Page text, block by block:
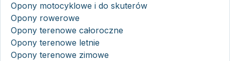
Opony motocyklowe i do skuterów
Opony rowerowe
Opony terenowe całoroczne
Opony terenowe letnie
Opony terenowe zimowe